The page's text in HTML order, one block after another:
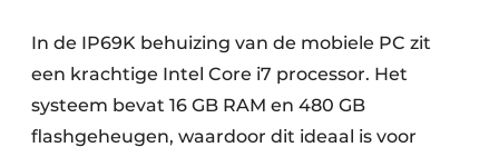
In de IP69K behuizing van de mobiele PC zit
een krachtige Intel Core i7 processor. Het
systeem bevat 16 GB RAM en 480 GB
flashgeheugen, waardoor dit ideaal is voor